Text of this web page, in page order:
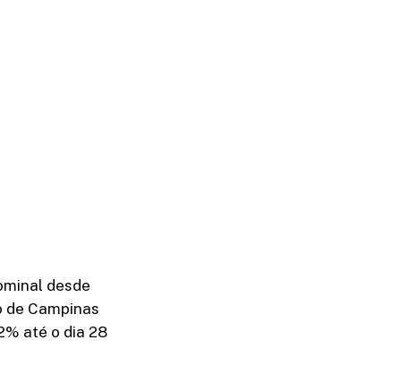
desde
Campinas
até o dia 28